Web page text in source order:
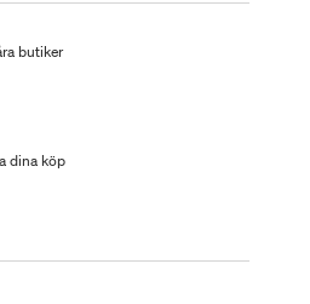
butiker
dina köp